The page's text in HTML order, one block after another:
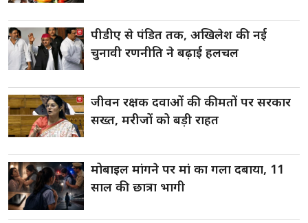
पीडीए से पंडित तक, अखिलेश की नई
चुनावी रणनीति ने बढ़ाई हलचल
जीवन रक्षक दवाओं की कीमतों पर सरकार
सख्त, मरीजों को बड़ी राहत
मोबाइल मांगने पर मां का गला दबाया, 11
साल की छात्रा भागी